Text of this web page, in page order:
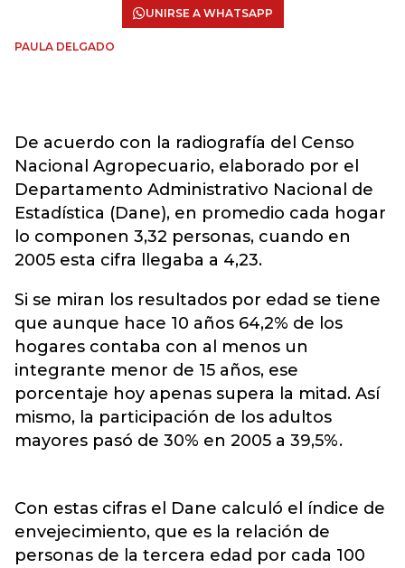
UNIRSE A WHATSAPP
PAULA DELGADO
De acuerdo con la radiografía del Censo
Nacional Agropecuario, elaborado por el
Departamento Administrativo Nacional de
Estadística (Dane), en promedio cada hogar
lo componen 3,32 personas, cuando en
2005 esta cifra llegaba a 4,23.
Si se miran los resultados por edad se tiene
que aunque hace 10 años 64,2% de los
hogares contaba con al menos un
integrante menor de 15 años, ese
porcentaje hoy apenas supera la mitad. Así
mismo, la participación de los adultos
mayores pasó de 30% en 2005 a 39,5%.
Con estas cifras el Dane calculó el índice de
envejecimiento, que es la relación de
personas de la tercera edad por cada 100